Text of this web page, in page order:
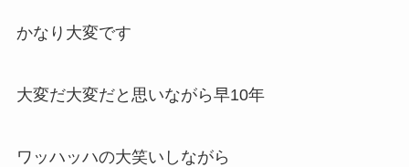
かなり大変です
大変だ大変だと思いながら早10年
ワッハッハの大笑いしながら